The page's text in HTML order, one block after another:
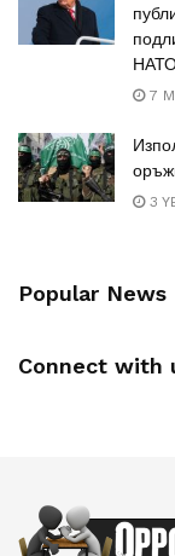
7
3
Popular News
Connect with